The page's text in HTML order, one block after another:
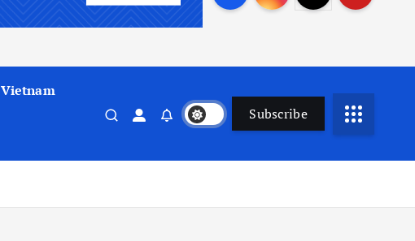
Vietnam
Subscribe